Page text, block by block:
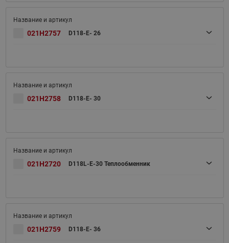
021H2757 D118-E- 26
021H2758 D118-E- 30
021H2720 D118L-E-30 Теплообменник
021H2759 D118-E- 36